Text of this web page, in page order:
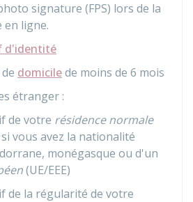
signature (FPS) lors de la
en ligne.
d'identité
domicilede moins de 6 mois
étranger :
de votre résidence normale
vous avez la nationalité
monégasque ou d'un
(UE/EEE)
de la régularité de votre